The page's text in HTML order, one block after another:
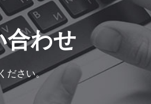
合わせ
ださい。